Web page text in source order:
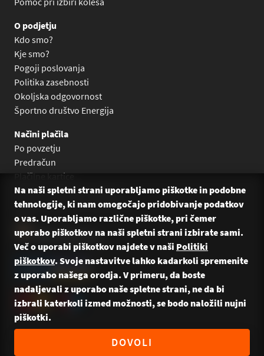
O podjetju
Kdo smo?
Kje smo?
Pogoji poslovanja
Politika zasebnosti
Okoljska odgovornost
Športno društvo Energija
Načini plačila
Po povzetju
Predračun
Plačilne kartice
Plačilo na obroke Leanpay
Plačilo na obroke s karticami
© 2026 Energija Bikes — Vse pravice pridržane. Naredili:
Na naši spletni strani uporabljamo piškotke in podobne
tehnologije, ki nam omogočajo pridobivanje podatkov
o vas. Uporabljamo različne piškotke, pri čemer
uporabo piškotkov na naši spletni strani izbirate sami.
Več o uporabi piškotkov najdete v naši Politiki
piškotkov. Svoje nastavitve lahko kadarkoli spremenite
z uporabo našega orodja. V primeru, da boste
nadaljevali z uporabo naše spletne strani, ne da bi
izbrali katerkoli izmed možnosti, se bodo naložili nujni
piškotki.
DOVOLI